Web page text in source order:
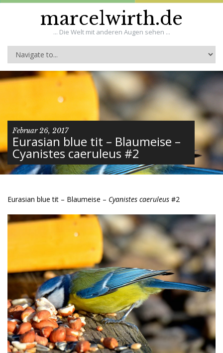
marcelwirth.de
... Die Welt mit anderen Augen sehen ...
Februar 26, 2017
Eurasian blue tit – Blaumeise –
Cyanistes caeruleus #2
Eurasian blue tit – Blaumeise – Cyanistes caeruleus #2